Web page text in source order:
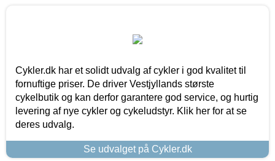
Cykler.dk har et solidt udvalg af cykler i god kvalitet til
fornuftige priser. De driver Vestjyllands største
cykelbutik og kan derfor garantere god service, og hurtig
levering af nye cykler og cykeludstyr. Klik her for at se
deres udvalg.
Se udvalget på Cykler.dk